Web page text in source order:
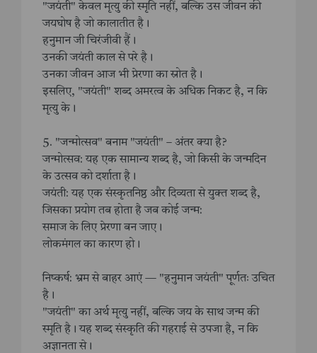
"जयंती" केवल मृत्यु की स्मृति नहीं, बल्कि उस जीवन की
जयघोष है जो कालातीत है।
हनुमान जी चिरंजीवी हैं।
उनकी जयंती काल से परे है।
उनका जीवन आज भी प्रेरणा का स्रोत है।
इसलिए, "जयंती" शब्द अमरत्व के अधिक निकट है, न कि
मृत्यु के।
5. "जन्मोत्सव" बनाम "जयंती" – अंतर क्या है?
जन्मोत्सव: यह एक सामान्य शब्द है, जो किसी के जन्मदिन
के उत्सव को दर्शाता है।
जयंती: यह एक संस्कृतनिष्ठ और दिव्यता से युक्त शब्द है,
जिसका प्रयोग तब होता है जब कोई जन्म:
समाज के लिए प्रेरणा बन जाए।
लोकमंगल का कारण हो।
निष्कर्ष: भ्रम से बाहर आएं — "हनुमान जयंती" पूर्णतः उचित
है।
"जयंती" का अर्थ मृत्यु नहीं, बल्कि जय के साथ जन्म की
स्मृति है। यह शब्द संस्कृति की गहराई से उपजा है, न कि
अज्ञानता से।